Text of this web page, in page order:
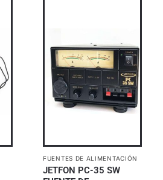
FUENTES DE ALIMENTACIÓN
JETFON PC-35 SW